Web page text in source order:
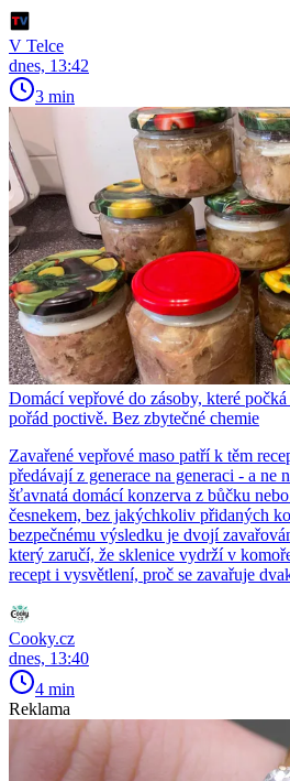
V Telce
dnes, 13:42
3 min
Domácí vepřové do zásoby, které
pořád poctivě. Bez zbytečné chemie
Zavařené vepřové maso patří k těm
předávají z generace na generaci - a ne
šťavnatá domácí konzerva z bůčku
česnekem, bez jakýchkoliv přidaných
bezpečnému výsledku je dvojí
který zaručí, že sklenice vydrží v
recept i vysvětlení, proč se zavařuje
Cooky.cz
dnes, 13:40
4 min
Reklama